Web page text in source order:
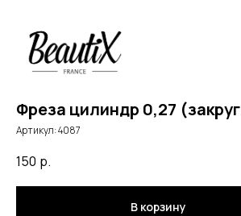
Фреза цилиндр 0,27
Артикул:4087
150 р.
В корзину